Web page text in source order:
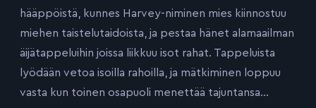
hääppöistä, kunnes Harvey-niminen mies kiinnostuu
miehen taistelutaidoista, ja pestaa hänet alamaailman
äijätappeluihin joissa liikkuu isot rahat. Tappeluista
lyödään vetoa isoilla rahoilla, ja mätkiminen loppuu
vasta kun toinen osapuoli menettää tajuntansa…